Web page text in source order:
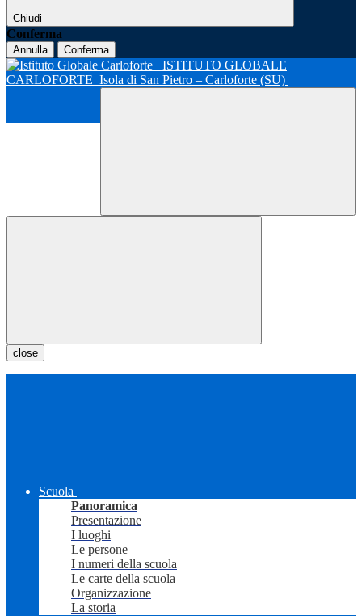
Chiudi
Conferma
Annulla Conferma
ISTITUTO GLOBALE
CARLOFORTE Isola di San Pietro – Carloforte (SU)
close
Scuola
Panoramica
Presentazione
I luoghi
Le persone
I numeri della scuola
Le carte della scuola
Organizzazione
La storia